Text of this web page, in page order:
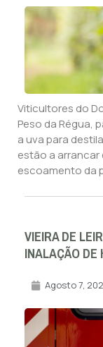
Viticultores do
Peso da Régua,
a uva para
estão a
escoamento da
VIEIRA DE
INALAÇÃO
Agosto 7,